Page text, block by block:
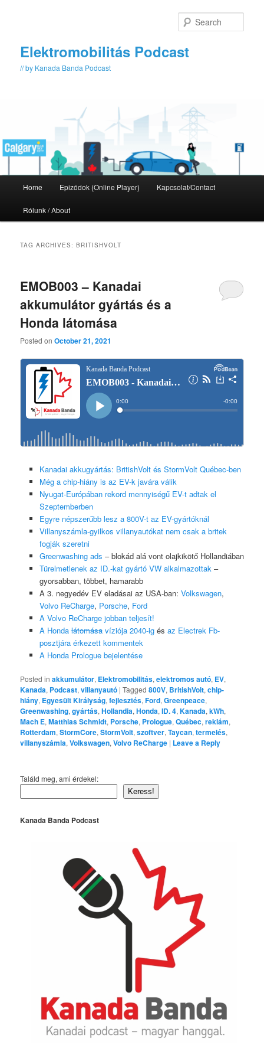
Elektromobilitás Podcast
// by Kanada Banda Podcast
Home Epizódok (Online Player) Kapcsolat/Contact
Rólunk / About
TAG ARCHIVES:BRITISHVOLT
EMOB003 – Kanadai
akkumulátor gyártás és a
Honda látomása
Posted onOctober 21, 2021
Kanadai akkugyártás: BritishVolt és StormVolt Québec-ben
Még a chip-hiány is az EV-k javára válik
Nyugat-Európában rekord mennyiségű EV-t adtak el
Szeptemberben
Egyre népszerűbb lesz a 800V-t az EV-gyártóknál
Villanyszámla-gyilkos villanyautókat nem csak a britek
fogják szeretni
Greenwashing ads – blokád alá vont olajkikötő Hollandiában
Türelmetlenek az ID.-kat gyártó VW alkalmazottak –
gyorsabban, többet, hamarabb
A 3. negyedév EV eladásai az USA-ban: Volkswagen,
Volvo ReCharge, Porsche, Ford
A Volvo ReCharge jobban teljesít!
A Hondalátomásavíziója 2040-igés az Electrek Fb-
posztjára érkezett kommentek
A Honda Prologue bejelentése
Posted in akkumulátor, Elektromobilitás,elektromos autó, EV,
Kanada, Podcast,villanyautó |Tagged 800V, BritishVolt,chip-
hiány, Egyesült Királyság,fejlesztés,Ford,Greenpeace,
Greenwashing,gyártás,Hollandia,Honda,ID. 4,Kanada,kWh,
Mach E,Matthias Schmidt, Porsche, Prologue,Québec,reklám,
Rotterdam,StormCore,StormVolt,szoftver,Taycan,termelés,
villanyszámla,Volkswagen,Volvo ReCharge | Leave a Reply
Találd meg, ami érdekel:
Keress!
Kanada Banda Podcast